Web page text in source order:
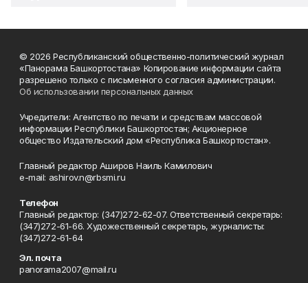
© 2026 Республиканский общественно-политический журнал
«Панорама Башкортостана» Копирование информации сайта
разрешено только с письменного согласия администрации.
Об использовании персональных данных
Учредители: Агентство по печати и средствам массовой
информации Республики Башкортостан; Акционерное
общество Издательский дом «Республика Башкортостан».
Главный редактор Аширов Наиль Камилович
e-mail: ashirov.n@rbsmi.ru
Телефон
Главный редактор: (347)272-62-07. Ответственный секретарь:
(347)272-61-66. Художественный секретарь, журналисты:
(347)272-61-64
Эл. почта
panorama2007@mail.ru